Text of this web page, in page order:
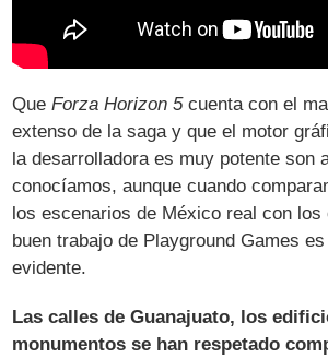
QueForza Horizon 5cuenta con el
extenso de la saga y que el motor
la desarrolladora es muy potente son
conocíamos, aunque cuando
los escenarios de México real con los
buen trabajo de Playground Games
evidente.
Las calles de Guanajuato, los
monumentos se han respetado